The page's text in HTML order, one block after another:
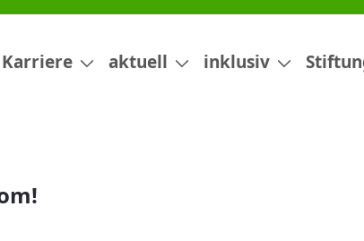
Karriere aktuell inklusiv